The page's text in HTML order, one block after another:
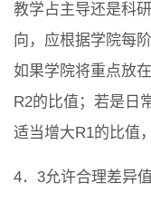
教学占主导还是科
向，应根据学院每
如果学院将重点放
R2的比值；若是日
适当增大R1的比值
4．3允许合理差异